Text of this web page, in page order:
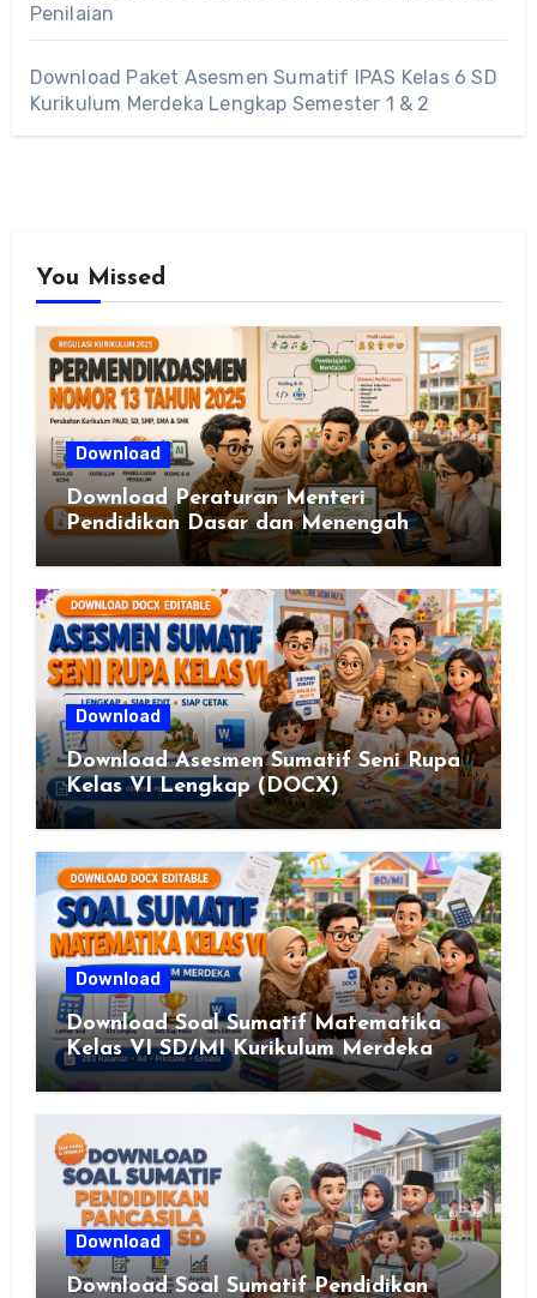
Penilaian
Download Paket Asesmen Sumatif IPAS Kelas 6 SD
Kurikulum Merdeka Lengkap Semester 1 & 2
You Missed
Download
Download Peraturan Menteri
Pendidikan Dasar dan Menengah
Republik Indonesia Nomor 13 Tahun
2025
Download
Download Asesmen Sumatif Seni Rupa
Kelas VI Lengkap (DOCX)
Download
Download Soal Sumatif Matematika
Kelas VI SD/MI Kurikulum Merdeka
Download
Download Soal Sumatif Pendidikan